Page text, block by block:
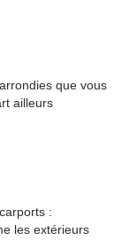
que vous
ailleurs
:
les extérieurs